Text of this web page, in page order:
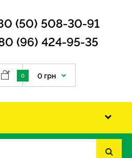
(50) 508-30-91
(96) 424-95-35
0 0 грн